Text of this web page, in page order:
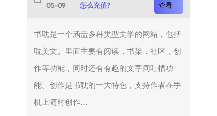
05-09
怎么充值?
查看
书耽是一个涵盖多种类型文学的网站，包括
耽美文。里面主要有阅读，书架，社区，创
作等功能，同时还有有趣的文字间吐槽功
能。创作是书耽的一大特色，支持作者在手
机上随时创作...